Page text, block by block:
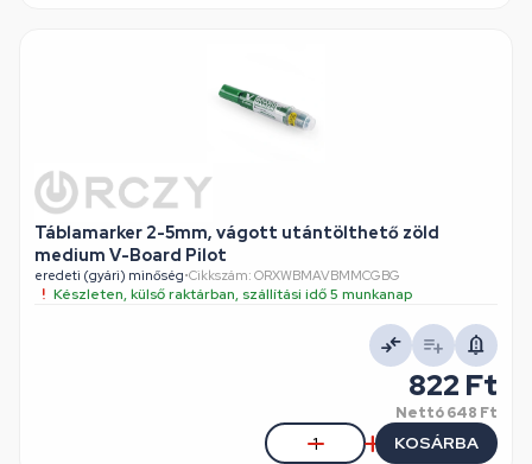
Táblamarker 2-5mm, vágott utántölthető zöld
medium V-Board Pilot
eredeti (gyári) minőség•Cikkszám: ORXWBMAVBMMCGBG
Készleten, külső raktárban, szállítási idő 5 munkanap
822 Ft
Nettó648 Ft
KOSÁRBA